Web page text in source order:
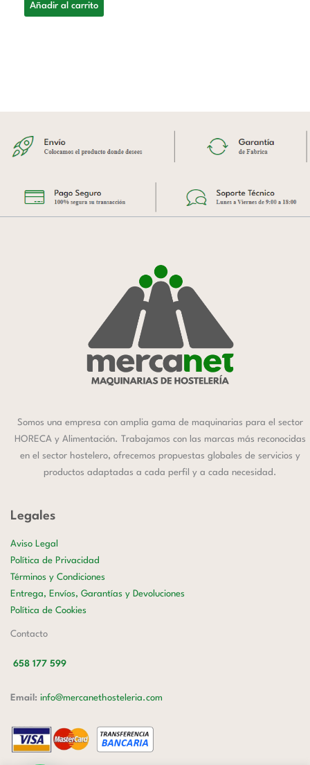
Añadir al carrito
Somos una empresa con amplia gama de maquinarias para el sector
HORECA y Alimentación. Trabajamos con las marcas más reconocidas
en el sector hostelero, ofrecemos propuestas globales de servicios y
productos adaptadas a cada perfil y a cada necesidad.
Legales
Aviso Legal
Política de Privacidad
Términos y Condiciones
Entrega, Envíos, Garantías y Devoluciones
Política de Cookies
Contacto
658 177 599
Email: info@mercanethosteleria.com